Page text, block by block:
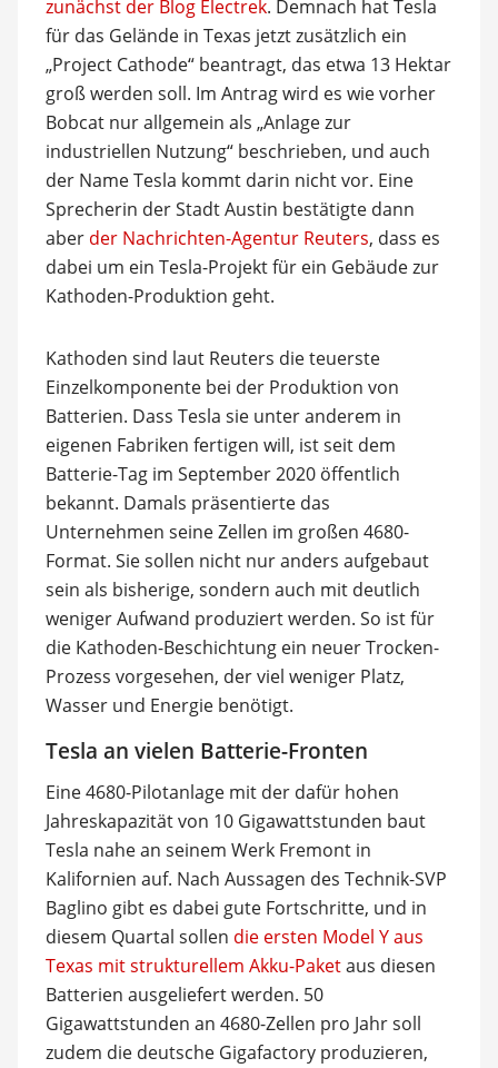
zunächst der Blog Electrek. Demnach hat Tesla
für das Gelände in Texas jetzt zusätzlich ein
„Project Cathode“ beantragt, das etwa 13 Hektar
groß werden soll. Im Antrag wird es wie vorher
Bobcat nur allgemein als „Anlage zur
industriellen Nutzung“ beschrieben, und auch
der Name Tesla kommt darin nicht vor. Eine
Sprecherin der Stadt Austin bestätigte dann
aber der Nachrichten-Agentur Reuters, dass es
dabei um ein Tesla-Projekt für ein Gebäude zur
Kathoden-Produktion geht.
Kathoden sind laut Reuters die teuerste
Einzelkomponente bei der Produktion von
Batterien. Dass Tesla sie unter anderem in
eigenen Fabriken fertigen will, ist seit dem
Batterie-Tag im September 2020 öffentlich
bekannt. Damals präsentierte das
Unternehmen seine Zellen im großen 4680-
Format. Sie sollen nicht nur anders aufgebaut
sein als bisherige, sondern auch mit deutlich
weniger Aufwand produziert werden. So ist für
die Kathoden-Beschichtung ein neuer Trocken-
Prozess vorgesehen, der viel weniger Platz,
Wasser und Energie benötigt.
Tesla an vielen Batterie-Fronten
Eine 4680-Pilotanlage mit der dafür hohen
Jahreskapazität von 10 Gigawattstunden baut
Tesla nahe an seinem Werk Fremont in
Kalifornien auf. Nach Aussagen des Technik-SVP
Baglino gibt es dabei gute Fortschritte, und in
diesem Quartal sollen die ersten Model Y aus
Texas mit strukturellem Akku-Paketaus diesen
Batterien ausgeliefert werden. 50
Gigawattstunden an 4680-Zellen pro Jahr soll
zudem die deutsche Gigafactory produzieren,